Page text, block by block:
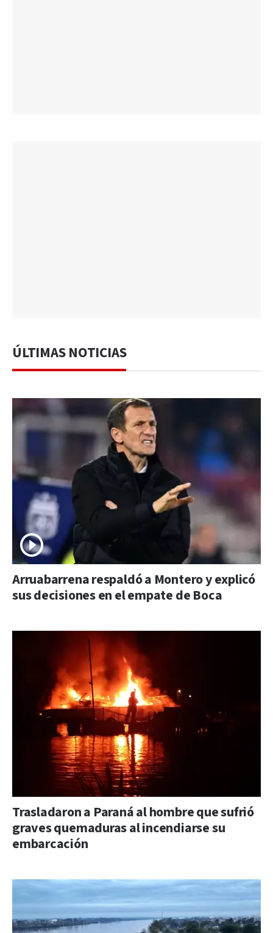
ÚLTIMAS NOTICIAS
Arruabarrena respaldó a Montero y explicó
sus decisiones en el empate de Boca
Trasladaron a Paraná al hombre que sufrió
graves quemaduras al incendiarse su
embarcación